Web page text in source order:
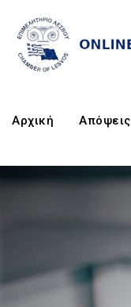
Αρχική Απόψεις